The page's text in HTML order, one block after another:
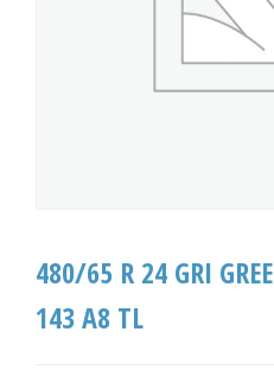
480/65 R 24 GRI
143 A8 TL